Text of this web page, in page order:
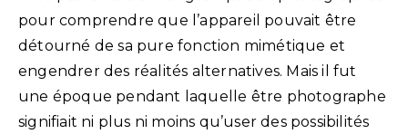
pour comprendre que l’appareil pouvait être
détourné de sa pure fonction mimétique et
engendrer des réalités alternatives. Mais il fut
une époque pendant laquelle être photographe
signifiait ni plus ni moins qu’user des possibilités